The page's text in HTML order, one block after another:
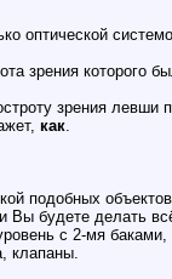
оптической
зрения которого
зрения левши
как.
подобных
будете делать
с 2-мя
клапаны.